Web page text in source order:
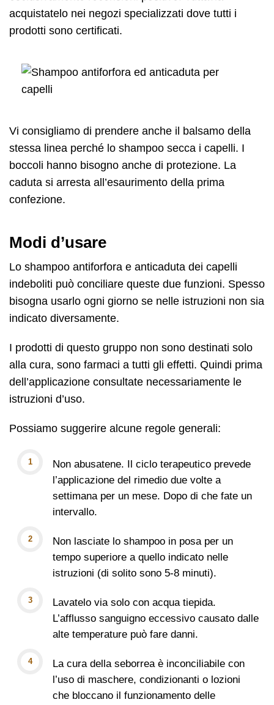
acquistatelo nei negozi specializzati dove tutti i
prodotti sono certificati.
Vi consigliamo di prendere anche il balsamo della
stessa linea perché lo shampoo secca i capelli. I
boccoli hanno bisogno anche di protezione. La
caduta si arresta all’esaurimento della prima
confezione.
Modi d’usare
Lo shampoo antiforfora e anticaduta dei capelli
indeboliti può conciliare queste due funzioni. Spesso
bisogna usarlo ogni giorno se nelle istruzioni non sia
indicato diversamente.
I prodotti di questo gruppo non sono destinati solo
alla cura, sono farmaci a tutti gli effetti. Quindi prima
dell’applicazione consultate necessariamente le
istruzioni d’uso.
Possiamo suggerire alcune regole generali:
Non abusatene. Il ciclo terapeutico prevede
l’applicazione del rimedio due volte a
settimana per un mese. Dopo di che fate un
intervallo.
Non lasciate lo shampoo in posa per un
tempo superiore a quello indicato nelle
istruzioni (di solito sono 5-8 minuti).
Lavatelo via solo con acqua tiepida.
L’afflusso sanguigno eccessivo causato dalle
alte temperature può fare danni.
La cura della seborrea è inconciliabile con
l’uso di maschere, condizionanti o lozioni
che bloccano il funzionamento delle